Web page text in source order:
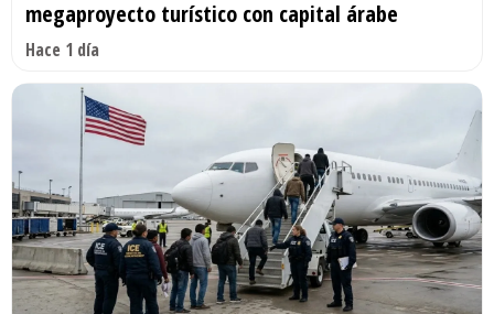
megaproyecto turístico con capital árabe
Hace 1 día